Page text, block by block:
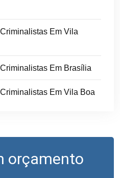
Em Vila
Em Brasília
Em Vila Boa
orçamento